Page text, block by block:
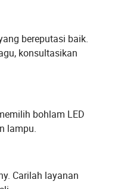
bereputasi baik.
konsultasikan
bohlam LED
lampu.
Carilah layanan